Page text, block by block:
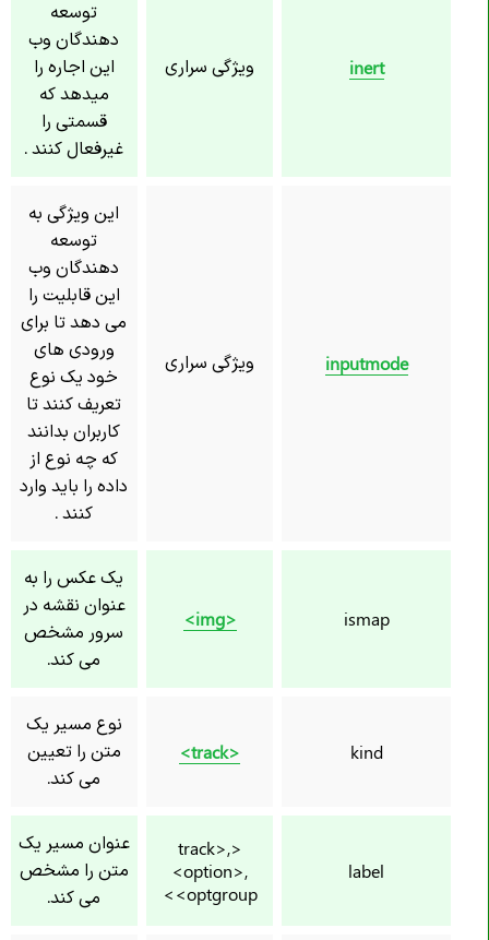
inert ویژگی سراری
توسعه
دهندگان وب
این اجاره را
میدهد که
قسمتی را
غیرفعال کنند .
inputmode ویژگی سراری
این ویژگی به
توسعه
دهندگان وب
این قابلیت را
می دهد تا برای
ورودی های
خود یک نوع
تعریف کنند تا
کاربران بدانند
که چه نوع از
داده را باید وارد
کنند .
ismap
<img>
یک عکس را به
عنوان نقشه در
سرور مشخص
می کند.
kind
<track>
نوع مسیر یک
متن را تعیین
می کند.
label
<track>,
<option>,
<optgroup>
عنوان مسیر یک
متن را مشخص
می کند.